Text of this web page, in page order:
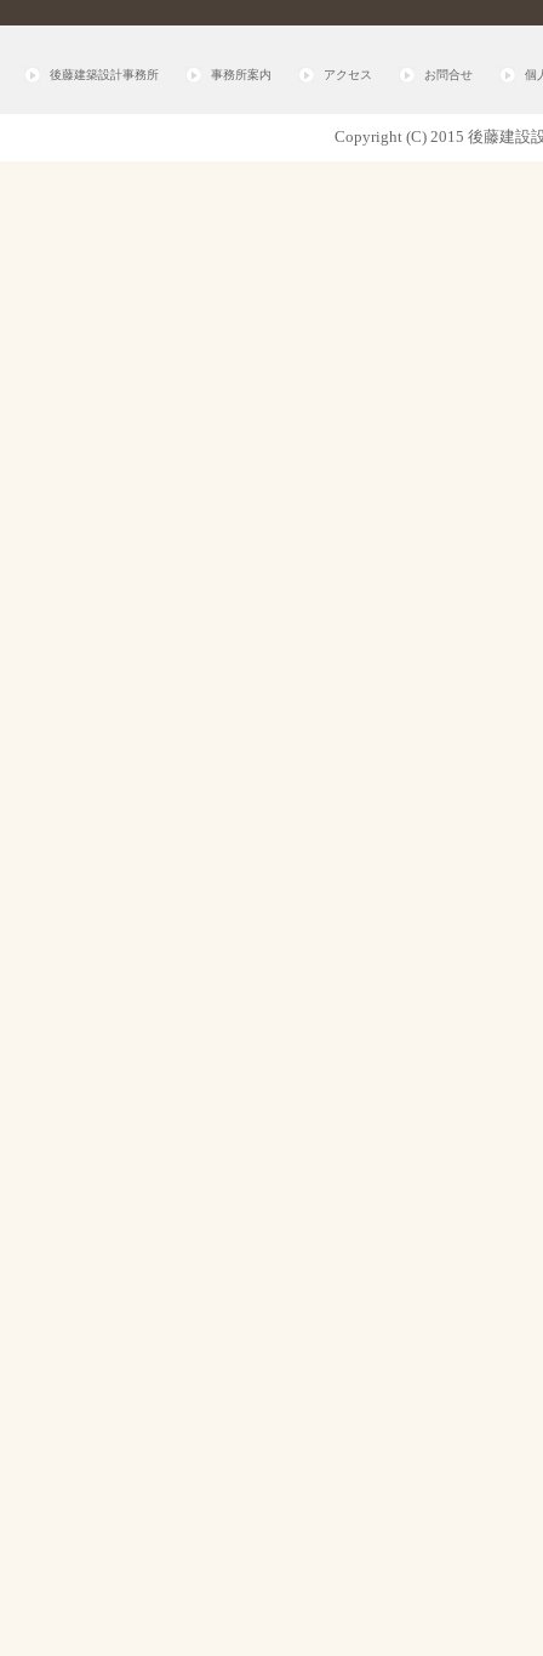
後藤建築設計事務所 事務所案内 アクセス お問合せ 個
Copyright (C) 2015 後藤建設